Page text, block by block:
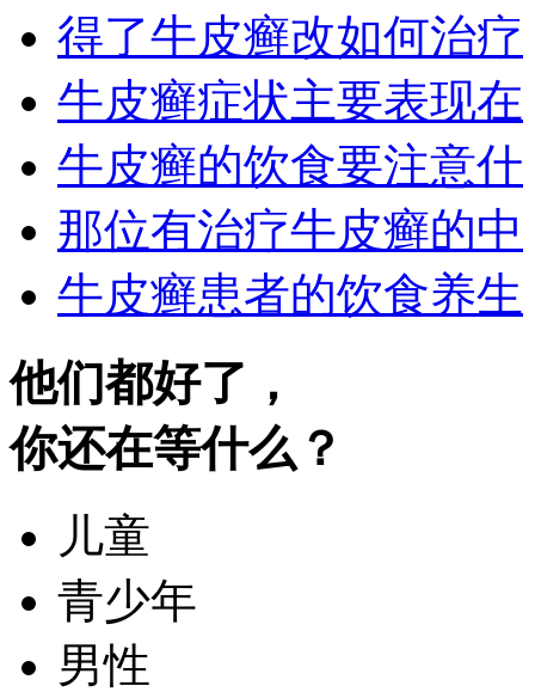
得了牛皮癣改如何治疗
牛皮癣症状主要表现在
牛皮癣的饮食要注意什
那位有治疗牛皮癣的中
牛皮癣患者的饮食养生
他们都好了，
你还在等什么？
儿童
青少年
男性